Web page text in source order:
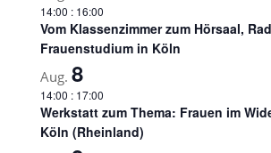
14:00 : 16:00
Vom Klassenzimmer zum Hörsaal,
Frauenstudium in Köln
Aug. 8
14:00 : 17:00
Werkstatt zum Thema: Frauen im
Köln (Rheinland)